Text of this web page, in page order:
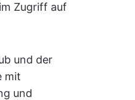
Zugriff auf
und der
mit
und